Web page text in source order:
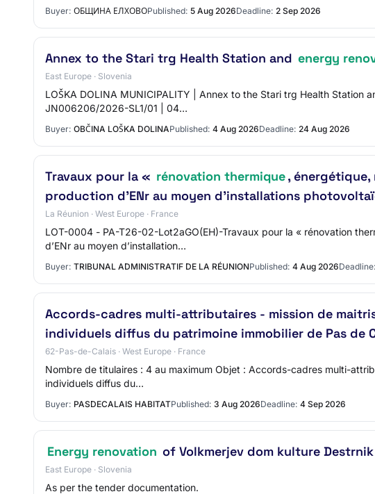
Buyer: ОБЩИНА ЕЛХОВОPublished: 5 Aug 2026Deadline: 2 Sep 2026
Annex to the Stari trg Health Station and energy
East Europe · Slovenia
LOŠKA DOLINA MUNICIPALITY | Annex to the Stari trg Health
JN006206/2026-SL1/01 | 04…
Buyer: OBČINA LOŠKA DOLINAPublished: 4 Aug 2026Deadline: 24 Aug 2026
Travaux pour la « rénovation thermique, énergétique,
production d’ENr au moyen d’installations
La Réunion · West Europe · France
LOT-0004 - PA-T26-02-Lot2aGO(EH)-Travaux pour la « rénovation
d’ENr au moyen d’installation…
Buyer: TRIBUNAL ADMINISTRATIF DE LA RÉUNIONPublished: 4 Aug 2026Deadline:
Accords-cadres multi-attributaires - mission de
individuels diffus du patrimoine immobilier de Pas de
62-Pas-de-Calais · West Europe · France
Nombre de titulaires : 4 au maximum Objet : Accords-cadres multi-
individuels diffus du…
Buyer: PASDECALAIS HABITATPublished: 3 Aug 2026Deadline: 4 Sep 2026
Energy renovation of Volkmerjev dom kulture Destrnik
East Europe · Slovenia
As per the tender documentation.